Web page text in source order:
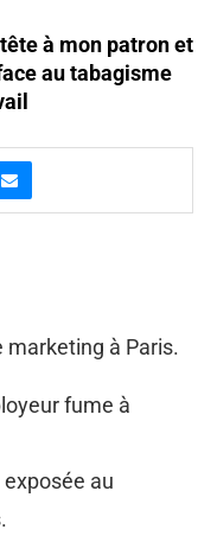
à mon patron et
au tabagisme
marketing à Paris.
fume à
exposée au